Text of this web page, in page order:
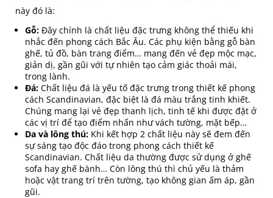
này đó là:
Gỗ: Đây chính là chất liệu đặc trưng không thể thiếu khi
nhắc đến phong cách Bắc Âu. Các phụ kiện bằng gỗ bàn
ghế, tủ đồ, bàn trang điểm… mang đến vẻ đẹp mộc mạc,
giản dị, gần gũi với tự nhiên tạo cảm giác thoải mái,
trong lành.
Đá: Chất liệu đá là yếu tố đặc trưng trong thiết kế phong
cách Scandinavian, đặc biệt là đá màu trắng tinh khiết.
Chúng mang lại vẻ đẹp thanh lịch, tinh tế khi được đặt ở
các vị trí để tạo điểm nhấn như vách tường, mặt bếp…
Da và lông thú: Khi kết hợp 2 chất liệu này sẽ đem đến
sự sáng tạo độc đáo trong phong cách thiết kế
Scandinavian. Chất liệu da thường được sử dụng ở ghế
sofa hay ghế bành… Còn lông thú thì chủ yếu là thảm
hoặc vật trang trí trên tường, tạo không gian ấm áp, gần
gũi.